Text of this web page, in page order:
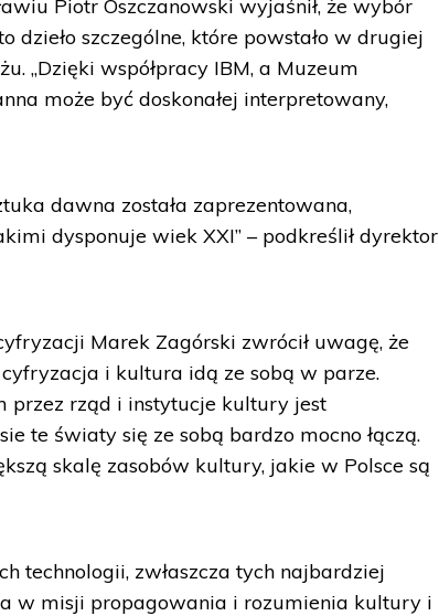
Piotr Oszczanowski wyjaśnił, że wybór
dzieło szczególne, które powstało w drugiej
„Dzięki współpracy IBM, a Muzeum
może być doskonałej interpretowany,
dawna została zaprezentowana,
dysponuje wiek XXI” – podkreślił dyrektor
Marek Zagórski zwrócił uwagę, że
i kultura idą ze sobą w parze.
przez rząd i instytucje kultury jest
te światy się ze sobą bardzo mocno łączą.
skalę zasobów kultury, jakie w Polsce są
technologii, zwłaszcza tych najbardziej
w misji propagowania i rozumienia kultury i